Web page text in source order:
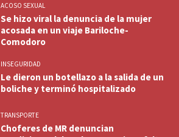
ACOSO SEXUAL
Se hizo viral la denuncia de la mujer
acosada en un viaje Bariloche-
Comodoro
INSEGURIDAD
Le dieron un botellazo a la salida de un
boliche y terminó hospitalizado
TRANSPORTE
Choferes de MR denuncian